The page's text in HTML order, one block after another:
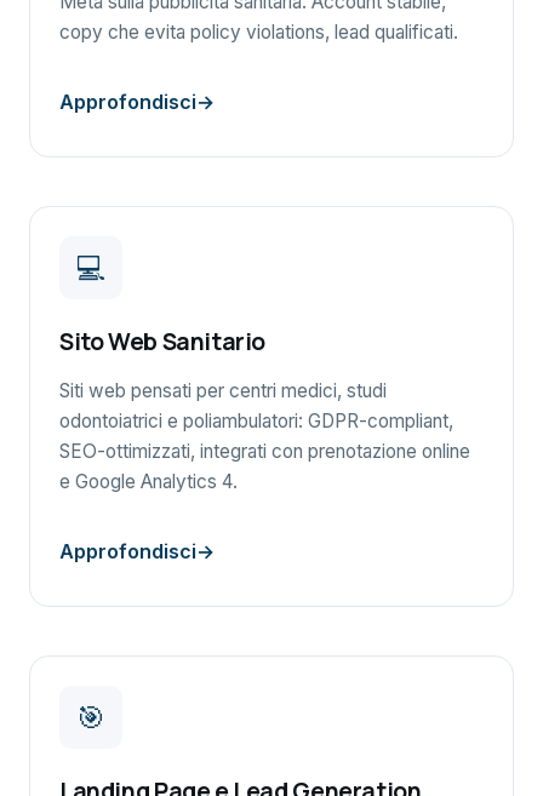
copy che evita policy violations, lead qualificati.
Approfondisci
💻
Sito Web Sanitario
Siti web pensati per centri medici, studi
odontoiatrici e poliambulatori: GDPR-compliant,
SEO-ottimizzati, integrati con prenotazione online
e Google Analytics 4.
Approfondisci
🎯